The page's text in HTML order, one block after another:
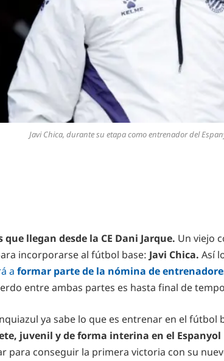
Javi Chica, durante su etapa como entrenador del
llegan desde la CE Dani Jarque. Un viejo
incorporarse al fútbol base: Javi Chica. Así
a formar parte de la nómina de
entre ambas partes es hasta final de
ya sabe lo que es entrenar en el fútbol
juvenil y de forma interina en el Espanyol
para conseguir la primera victoria con su